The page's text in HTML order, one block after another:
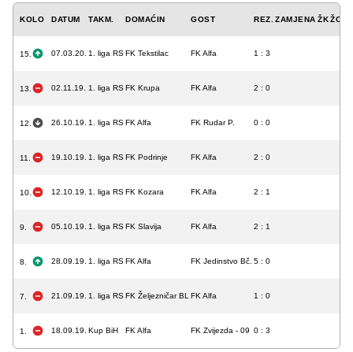
KOLO DATUM TAKM. DOMAĆIN GOST REZ. ZAMJENA ŽKŽCK
15. 07.03.20. 1. liga RSFK Tekstilac FK Alfa 1 : 3
13. 02.11.19. 1. liga RSFK Krupa FK Alfa 2 : 0
12. 26.10.19. 1. liga RSFK Alfa FK Rudar P. 0 : 0
11. 19.10.19. 1. liga RSFK Podrinje FK Alfa 2 : 0
10. 12.10.19. 1. liga RSFK Kozara FK Alfa 2 : 1
9. 05.10.19. 1. liga RSFK Slavija FK Alfa 2 : 1
8. 28.09.19. 1. liga RSFK Alfa FK Jedinstvo Bč. 5 : 0
7. 21.09.19. 1. liga RSFK Željezničar BL FK Alfa 1 : 0
1. 18.09.19. Kup BiH FK Alfa FK Zvijezda - 09 0 : 3